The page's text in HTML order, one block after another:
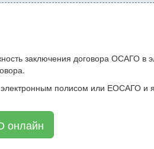
заключения договора ОСАГО в
полисом или ЕОСАГО и
онлайн